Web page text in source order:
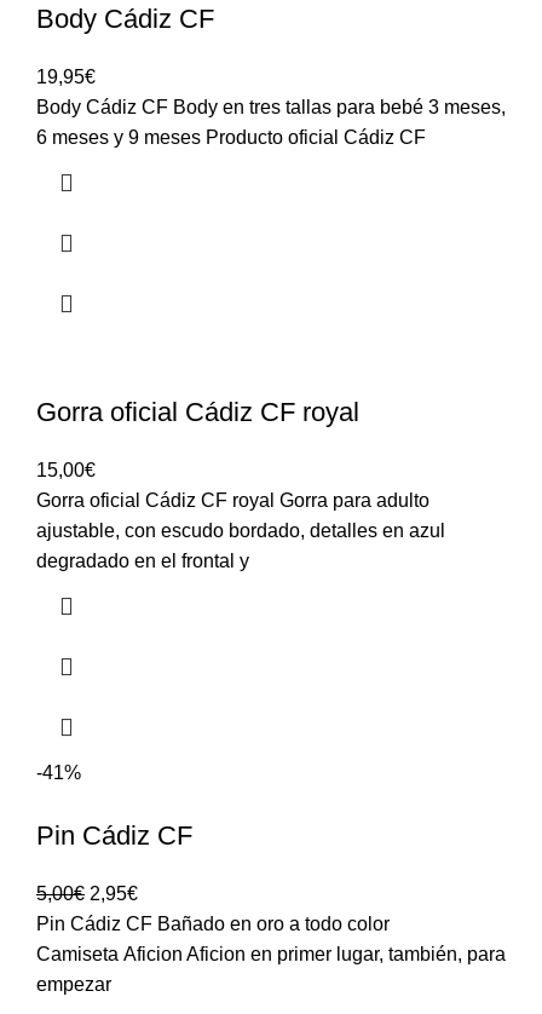
Body Cádiz CF
19,95€
Body Cádiz CF Body en tres tallas para bebé 3 meses,
6 meses y 9 meses Producto oficial Cádiz CF
Gorra oficial Cádiz CF royal
15,00€
Gorra oficial Cádiz CF royal Gorra para adulto
ajustable, con escudo bordado, detalles en azul
degradado en el frontal y
-41%
Pin Cádiz CF
5,00€ 2,95€
Pin Cádiz CF Bañado en oro a todo color
Camiseta Aficion Aficion en primer lugar, también, para
empezar